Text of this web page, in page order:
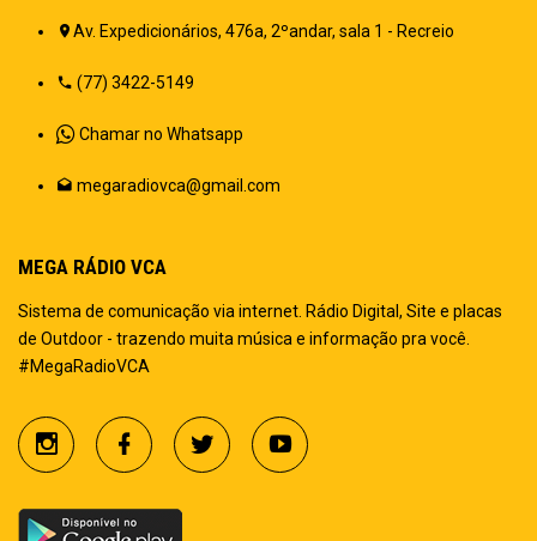
Av. Expedicionários, 476a, 2ºandar, sala 1 - Recreio
(77) 3422-5149
Chamar no Whatsapp
megaradiovca@gmail.com
MEGA RÁDIO VCA
Sistema de comunicação via internet. Rádio Digital, Site e placas
de Outdoor - trazendo muita música e informação pra você.
#MegaRadioVCA